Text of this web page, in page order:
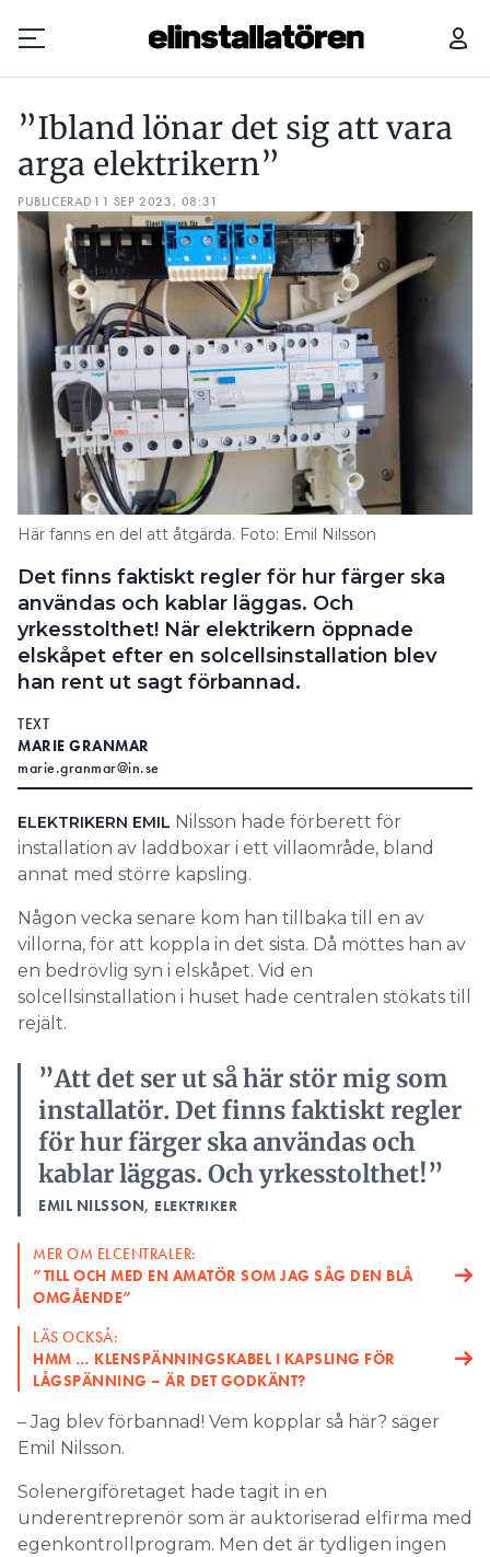
Prenumerera
Hantera prenumeration
Lediga jobb
Annonsera
Läs E-tidningen
Om tidningen
Kontakt
Personuppgifter
Search for:
SEARCH
”Ibland lönar det sig att vara
arga elektrikern”
PUBLICERAD 11 SEP 2023, 08:31
Här fanns en del att åtgärda. Foto: Emil Nilsson
Det finns faktiskt regler för hur färger ska
användas och kablar läggas. Och
yrkesstolthet! När elektrikern öppnade
elskåpet efter en solcellsinstallation blev
han rent ut sagt förbannad.
TEXT
MARIE GRANMAR
marie.granmar@in.se
ELEKTRIKERN EMIL Nilsson hade förberett för
installation av laddboxar i ett villaområde, bland
annat med större kapsling.
Någon vecka senare kom han tillbaka till en av
villorna, för att koppla in det sista. Då möttes han av
en bedrövlig syn i elskåpet. Vid en
solcellsinstallation i huset hade centralen stökats till
rejält.
”Att det ser ut så här stör mig som
installatör. Det finns faktiskt regler
för hur färger ska användas och
kablar läggas. Och yrkesstolthet!”
EMIL NILSSON, ELEKTRIKER
MER OM ELCENTRALER:
”TILL OCH MED EN AMATÖR SOM JAG SÅG DEN BLÅ
OMGÅENDE”
LÄS OCKSÅ:
HMM … KLENSPÄNNINGSKABEL I KAPSLING FÖR
LÅGSPÄNNING – ÄR DET GODKÄNT?
– Jag blev förbannad! Vem kopplar så här? säger
Emil Nilsson.
Solenergiföretaget hade tagit in en
underentreprenör som är auktoriserad elfirma med
egenkontrollprogram. Men det är tydligen ingen